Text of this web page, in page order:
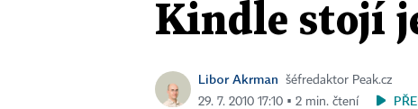
Kindle stojí
Libor Akrman
šéfredaktor Peak.cz
29. 7. 2010 17:10 ▪ 2 min. čtení